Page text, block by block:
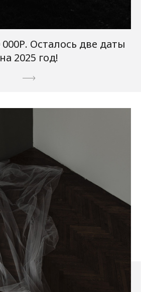
Осталось две даты
на 2025 год!